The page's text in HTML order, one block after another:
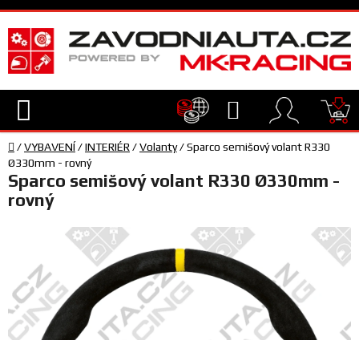
Přejít
na
obsah
Hledat
TECHNIKA
VYBAVENÍ
TÝM
A
SERVIS
Domů
/VYBAVENÍ/INTERIÉR /Volanty/Sparco semišový volant R330
Ø330mm - rovný
Sparco semišový volant R330 Ø330mm -
rovný